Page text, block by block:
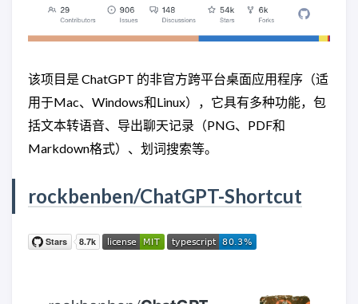
该项目是 ChatGPT 的非官方跨平台桌面应用程序（适
用于Mac、Windows和Linux），它具有多种功能，包
括文本转语音、导出聊天记录（PNG、PDF和
Markdown格式）、划词搜索等。
rockbenben/ChatGPT-Shortcut